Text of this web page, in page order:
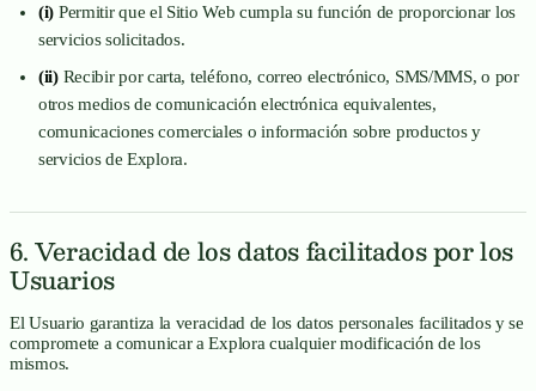
(i) Permitir que el Sitio Web cumpla su función de proporcionar los
servicios solicitados.
(ii)Recibir por carta, teléfono, correo electrónico, SMS/MMS, o por
otros medios de comunicación electrónica equivalentes,
comunicaciones comerciales o información sobre productos y
servicios de Explora.
6. Veracidad de los datos facilitados por los
Usuarios
El Usuario garantiza la veracidad de los datos personales facilitados y se
compromete a comunicar a Explora cualquier modificación de los
mismos.